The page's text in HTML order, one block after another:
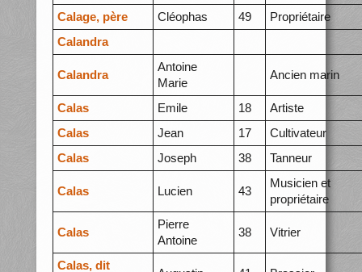
Calage, père Cléophas 49
Propriétaire
Calandra
Calandra
Antoine
Marie
Ancien marin
Calas Emile 18
Artiste
Calas
Jean 17
Cultivateur
Calas
Joseph 38 Tanneur
Calas Lucien 43
Musicien et
propriétaire
Calas
Pierre
Antoine
38 Vitrier
Calas, dit